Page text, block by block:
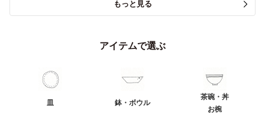
もっと見る
アイテムで選ぶ
皿 鉢・ボウル
茶碗・丼
お椀